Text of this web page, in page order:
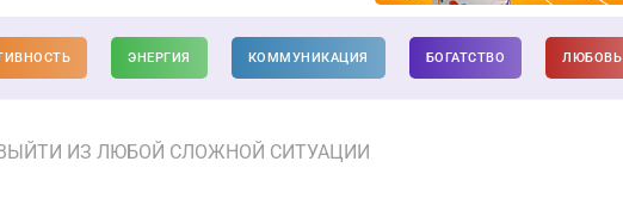
ЭНЕРГИЯ КОММУНИКАЦИЯ БОГАТСТВО ЛЮБОВЬ
ИЗ ЛЮБОЙ СЛОЖНОЙ СИТУАЦИИ